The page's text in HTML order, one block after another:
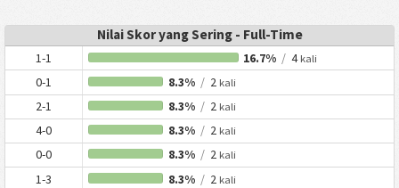
Nilai Skor yang Sering - Full-Time
1-1 16.7% / 4 kali
0-1 8.3% /2 kali
2-1 8.3% /2 kali
4-0 8.3% /2 kali
0-0 8.3% /2 kali
1-3 8.3% /2 kali